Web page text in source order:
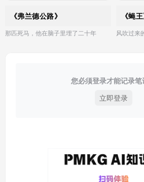
《弗兰德公路》
那匹死马，他在脑子里埋了二十年
《蝇王
风吹过来
您必须登录才能记录笔
立即登录